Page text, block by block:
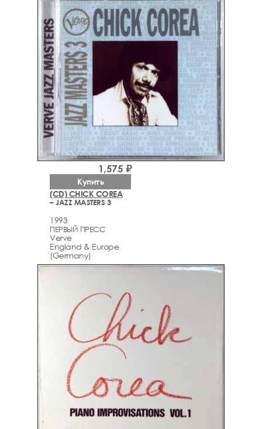
(CD) CHICK COREA
– JAZZ MASTERS 3
1993
ПЕРВЫЙ ПРЕСС
Verve
England & Europe
(Germany)
1,575 ₽
Купить